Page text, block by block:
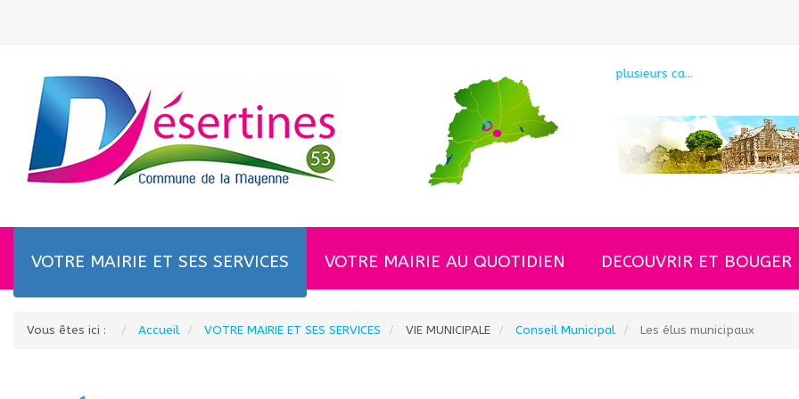
La gendarmerie alerte sur une
VOTRE MAIRIE ET SES SERVICES VOTRE MAIRIE AU QUOTIDIEN DECOUVRIR ET BOUGER
Vous êtes ici : Accueil VOTRE MAIRIE ET SES SERVICES VIE MUNICIPALE Conseil Municipal Les élus municipaux